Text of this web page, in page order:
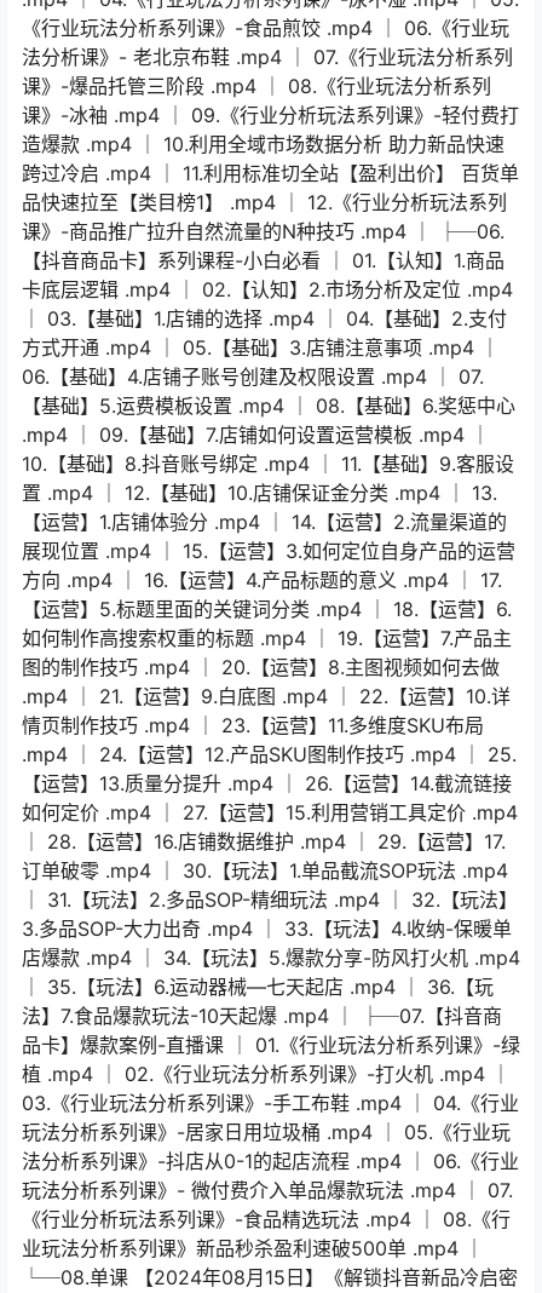
《行业玩法分析系列课》-食品煎饺 .mp4 │ 06.《行业玩
法分析课》- 老北京布鞋 .mp4 │ 07.《行业玩法分析系列
课》-爆品托管三阶段 .mp4 │ 08.《行业玩法分析系列
课》-冰袖 .mp4 │ 09.《行业分析玩法系列课》-轻付费打
造爆款 .mp4 │ 10.利用全域市场数据分析 助力新品快速
跨过冷启 .mp4 │ 11.利用标准切全站【盈利出价】 百货单
品快速拉至【类目榜1】 .mp4 │ 12.《行业分析玩法系列
课》-商品推广拉升自然流量的N种技巧 .mp4 │ ├─06.
【抖音商品卡】系列课程-小白必看 │ 01.【认知】1.商品
卡底层逻辑 .mp4 │ 02.【认知】2.市场分析及定位 .mp4
│ 03.【基础】1.店铺的选择 .mp4 │ 04.【基础】2.支付
方式开通 .mp4 │ 05.【基础】3.店铺注意事项 .mp4 │
06.【基础】4.店铺子账号创建及权限设置 .mp4 │ 07.
【基础】5.运费模板设置 .mp4 │ 08.【基础】6.奖惩中心
.mp4 │ 09.【基础】7.店铺如何设置运营模板 .mp4 │
10.【基础】8.抖音账号绑定 .mp4 │ 11.【基础】9.客服设
置 .mp4 │ 12.【基础】10.店铺保证金分类 .mp4 │ 13.
【运营】1.店铺体验分 .mp4 │ 14.【运营】2.流量渠道的
展现位置 .mp4 │ 15.【运营】3.如何定位自身产品的运营
方向 .mp4 │ 16.【运营】4.产品标题的意义 .mp4 │ 17.
【运营】5.标题里面的关键词分类 .mp4 │ 18.【运营】6.
如何制作高搜索权重的标题 .mp4 │ 19.【运营】7.产品主
图的制作技巧 .mp4 │ 20.【运营】8.主图视频如何去做
.mp4 │ 21.【运营】9.白底图 .mp4 │ 22.【运营】10.详
情页制作技巧 .mp4 │ 23.【运营】11.多维度SKU布局
.mp4 │ 24.【运营】12.产品SKU图制作技巧 .mp4 │ 25.
【运营】13.质量分提升 .mp4 │ 26.【运营】14.截流链接
如何定价 .mp4 │ 27.【运营】15.利用营销工具定价 .mp4
│ 28.【运营】16.店铺数据维护 .mp4 │ 29.【运营】17.
订单破零 .mp4 │ 30.【玩法】1.单品截流SOP玩法 .mp4
│ 31.【玩法】2.多品SOP-精细玩法 .mp4 │ 32.【玩法】
3.多品SOP-大力出奇 .mp4 │ 33.【玩法】4.收纳-保暖单
店爆款 .mp4 │ 34.【玩法】5.爆款分享-防风打火机 .mp4
│ 35.【玩法】6.运动器械—七天起店 .mp4 │ 36.【玩
法】7.食品爆款玩法-10天起爆 .mp4 │ ├─07.【抖音商
品卡】爆款案例-直播课 │ 01.《行业玩法分析系列课》-绿
植 .mp4 │ 02.《行业玩法分析系列课》-打火机 .mp4 │
03.《行业玩法分析系列课》-手工布鞋 .mp4 │ 04.《行业
玩法分析系列课》-居家日用垃圾桶 .mp4 │ 05.《行业玩
法分析系列课》-抖店从0-1的起店流程 .mp4 │ 06.《行业
玩法分析系列课》- 微付费介入单品爆款玩法 .mp4 │ 07.
《行业分析玩法系列课》-食品精选玩法 .mp4 │ 08.《行
业玩法分析系列课》新品秒杀盈利速破500单 .mp4 │
└─08.单课 【2024年08月15日】《解锁抖音新品冷启密